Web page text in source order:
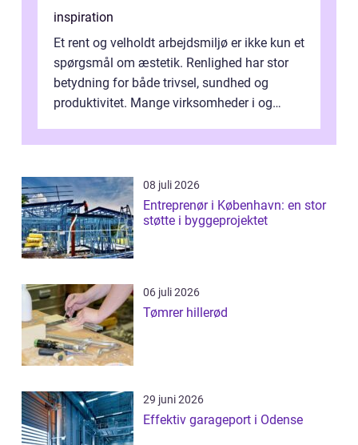
inspiration
Et rent og velholdt arbejdsmiljø er ikke kun et
spørgsmål om æstetik. Renlighed har stor
betydning for både trivsel, sundhed og
produktivitet. Mange virksomheder i og
08 juli 2026
Entreprenør i København: en stor
støtte i byggeprojektet
06 juli 2026
Tømrer hillerød
29 juni 2026
Effektiv garageport i Odense